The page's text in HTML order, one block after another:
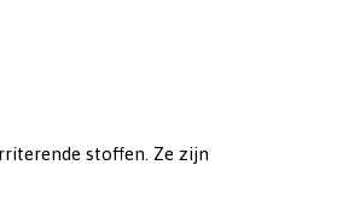
stoffen. Ze zijn